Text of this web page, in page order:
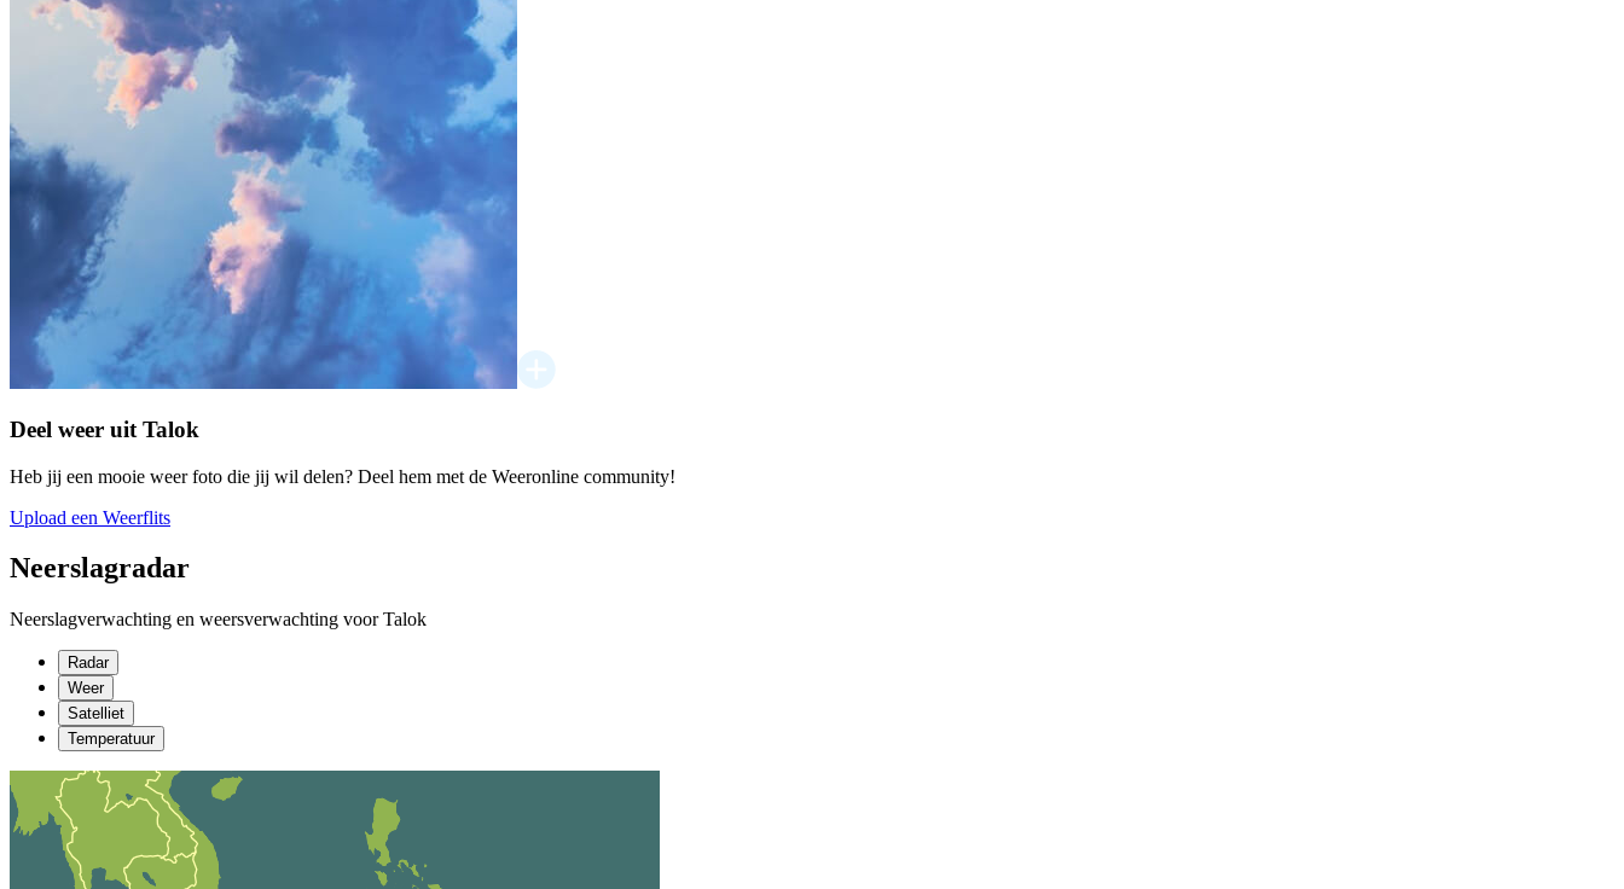
Deel weer uit Talok
Heb jij een mooie weer foto die jij wil delen? Deel hem met de Weeronline community!
Upload een Weerflits
Neerslagradar
Neerslagverwachting en weersverwachting voor Talok
Radar
Weer
Satelliet
Temperatuur